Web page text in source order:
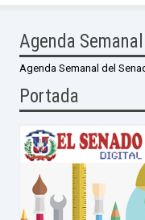
Agenda Semanal
Agenda Semanal del
Portada